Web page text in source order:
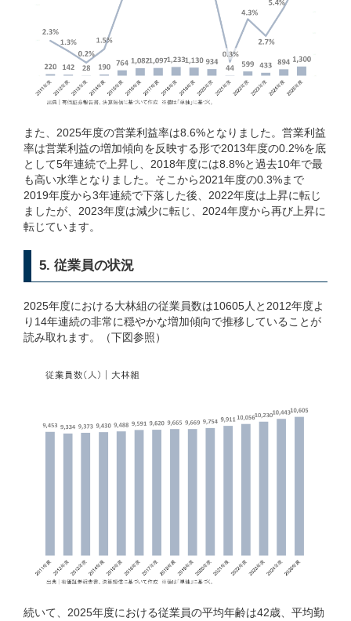
また、2025年度の営業利益率は8.6%となりました。営業利益
率は営業利益の増加傾向を反映する形で2013年度の0.2%を底
として5年連続で上昇し、2018年度には8.8%と過去10年で最
も高い水準となりました。そこから2021年度の0.3%まで
2019年度から3年連続で下落した後、2022年度は上昇に転じ
ましたが、2023年度は減少に転じ、2024年度から再び上昇に
転じています。
5. 従業員の状況
2025年度における大林組の従業員数は10605人と2012年度よ
り14年連続の非常に穏やかな増加傾向で推移していることが
読み取れます。（下図参照）
続いて、2025年度における従業員の平均年齢は42歳、平均勤